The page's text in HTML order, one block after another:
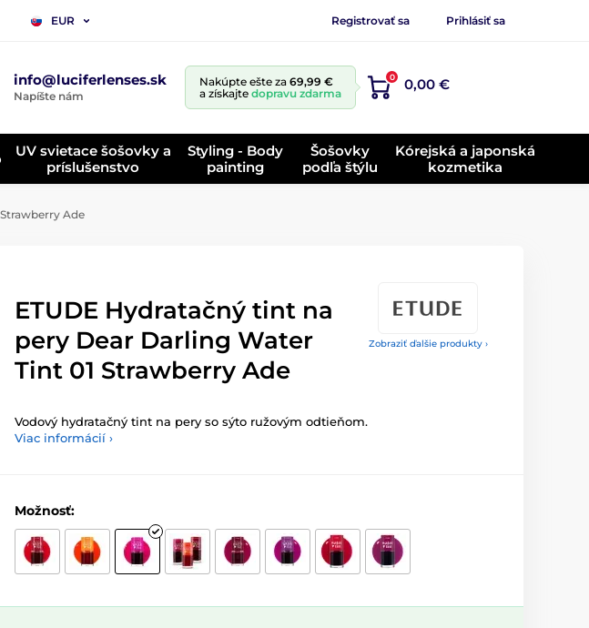
EUR Registrovať sa Prihlásiť sa
info@luciferlenses.sk
Napíšte nám
Nakúpte ešte za 69,99 €
a získajte dopravu zdarma
0 0,00 €
UV svietace šošovky a
príslušenstvo
Styling - Body
painting
Šošovky
podľa štýlu
Kórejská a japonská
kozmetika
Ade
Zobraziť ďalšie produkty ›
ETUDE Hydratačný tint na
pery Dear Darling Water
Tint 01 Strawberry Ade
Vodový hydratačný tint na pery so sýto ružovým odtieňom.
Viac informácií ›
Možnosť: